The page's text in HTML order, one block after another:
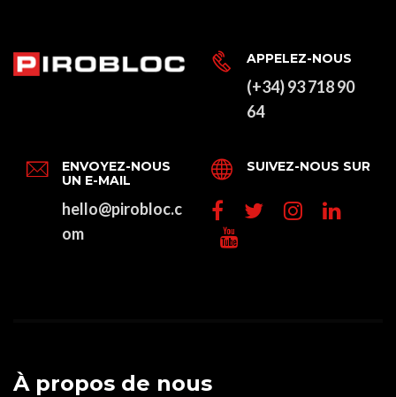
APPELEZ-NOUS
(+34) 93 718 90
64
ENVOYEZ-NOUS
UN E-MAIL
hello@pirobloc.c
om
SUIVEZ-NOUS SUR
À propos de nous